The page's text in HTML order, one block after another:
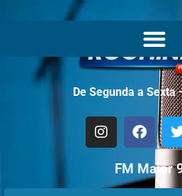
De Segunda a Sexta
FM Maior